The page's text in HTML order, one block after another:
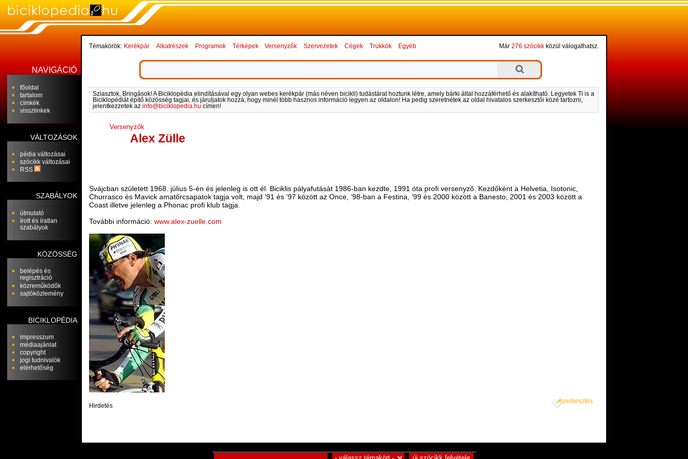
NAVIGÁCIÓ
főoldal
tartalom
címkék
visszlinkek
VÁLTOZÁSOK
pédia változásai
szócikk változásai
RSS
SZABÁLYOK
útmutató
írott és íratlan
szabályok
KÖZÖSSÉG
belépés és
regisztráció
közreműködők
sajtóközlemény
BICIKLOPÉDIA
impresszum
médiaajánlat
copyright
jogi tudnivalók
elérhetőség
Témakörök: Kerékpár Alkatrészek Programok Térképek Versenyzők Szervezetek Cégek Trükkök Egyéb Már 276 szócikkközül válogathatsz.
Sziasztok, Bringások! A Biciklopédia elindításával egy olyan webes kerékpár (más néven bicikli) tudástárat hoztunk létre, amely bárki által hozzáférhető és alakítható. Legyetek Ti is a
Biciklopédiát építő közösség tagjai, és járuljatok hozzá, hogy minél több hasznos információ legyen az oldalon! Ha pedig szeretnétek az oldal hivatalos szerkesztői közé tartozni,
jelentkezzetek azinfo@biciklopedia.hu címen!
Versenyzők
Alex Zülle
Svájcban született 1968. július 5-én és jelenleg is ott él. Biciklis pályafutását 1986-ban kezdte, 1991 óta profi versenyző. Kezdőként a Helvetia, Isotonic,
Churrasco és Mavick amatőrcsapatok tagja volt, majd ’91 és ’97 között az Once, ’98-ban a Festina, ’99 és 2000 között a Banesto, 2001 és 2003 között a
Coast illetve jelenleg a Phonac profi klub tagja.
További információ:www.alex-zuelle.com
szerkesztés
Hirdetés